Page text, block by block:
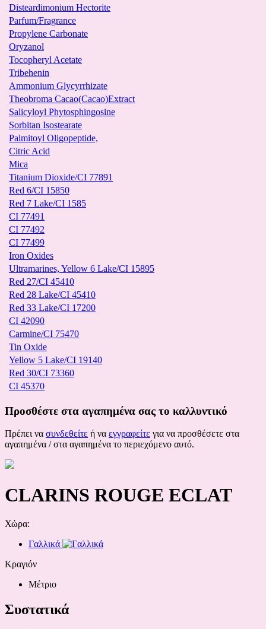
Disteardimonium Hectorite
Parfum/Fragrance
Propylene Carbonate
Oryzanol
Tocopheryl Acetate
Tribehenin
Ammonium Glycyrrhizate
Theobroma Cacao(Cacao)Extract
Salicyloyl Phytosphingosine
Sorbitan Isostearate
Palmitoyl Oligopeptide,
Citric Acid
Mica
Titanium Dioxide/CI 77891
Red 6/CI 15850
Red 7 Lake/CI 1585
CI 77491
CI 77492
CI 77499
Iron Oxides
Ultramarines, Yellow 6 Lake/CI 15895
Red 27/CI 45410
Red 28 Lake/CI 45410
Red 33 Lake/CI 17200
CI 42090
Carmine/CI 75470
Tin Oxide
Yellow 5 Lake/CI 19140
Red 30/CI 73360
CI 45370
Προσθέστε στα αγαπημένα σας το καλλυντικό
Πρέπει να συνδεθείτε ή να εγγραφείτε για να προσθέσετε στα
αγαπημένα / στα αγαπημένα το περιεχόμενο αυτό.
CLARINS ROUGE ECLAT
Χώρα:
Γαλλικά
Κραγιόν
Μέτριο
Συστατικά